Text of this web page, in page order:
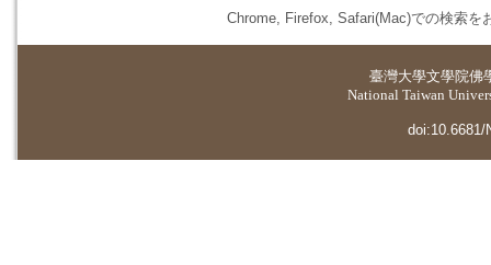
Chrome, Firefox, Safari(Mac)での検索を
臺灣大學文學院佛
National Taiwan
doi:10.6681/